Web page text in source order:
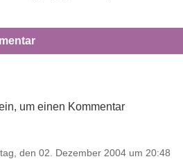
um einen Kommentar
den 02. Dezember 2004 um 20:48